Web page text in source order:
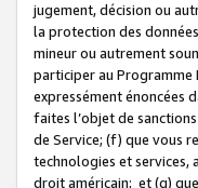
jugement, décision ou
la protection des
mineur ou autrement
participer au Programme
expressément énoncées
faites l’objet de
de Service; (f) que vous
technologies et services,
droit américain; et (g)